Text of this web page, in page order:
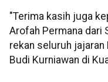
"Terima kasih juga
Arofah Permana dari
rekan seluruh jajaran
Budi Kurniawan di